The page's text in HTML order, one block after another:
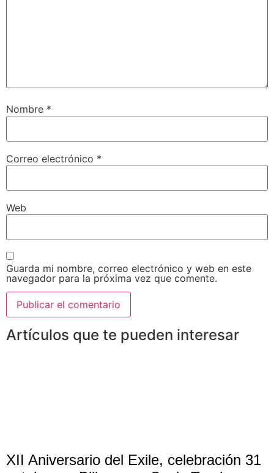
Nombre *
Correo electrónico *
Web
Guarda mi nombre, correo electrónico y web en este
navegador para la próxima vez que comente.
Artículos que te pueden interesar
XII Aniversario del Exile, celebración 31